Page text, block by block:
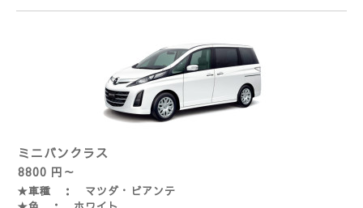
ミニバンクラス
8800 円～
★車種 ： マツダ・ビアンテ